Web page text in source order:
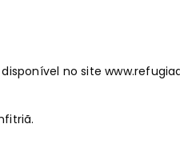
no site